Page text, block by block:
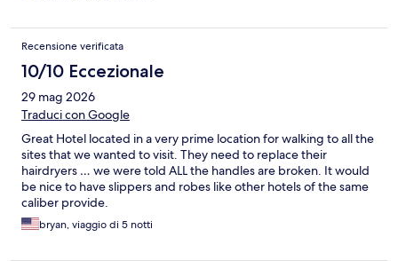
Recensione verificata
10/10 Eccezionale
29 mag 2026
Traduci con Google
Great Hotel located in a very prime location for walking to all the
sites that we wanted to visit. They need to replace their
hairdryers … we were told ALL the handles are broken. It would
be nice to have slippers and robes like other hotels of the same
caliber provide.
bryan, viaggio di 5 notti